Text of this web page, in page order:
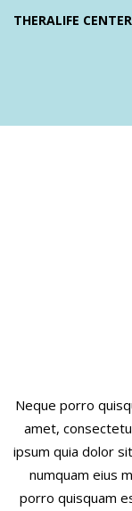
THERALIFE CENTER
Neque porro
amet,
ipsum quia dolor
numquam eius
porro quisquam